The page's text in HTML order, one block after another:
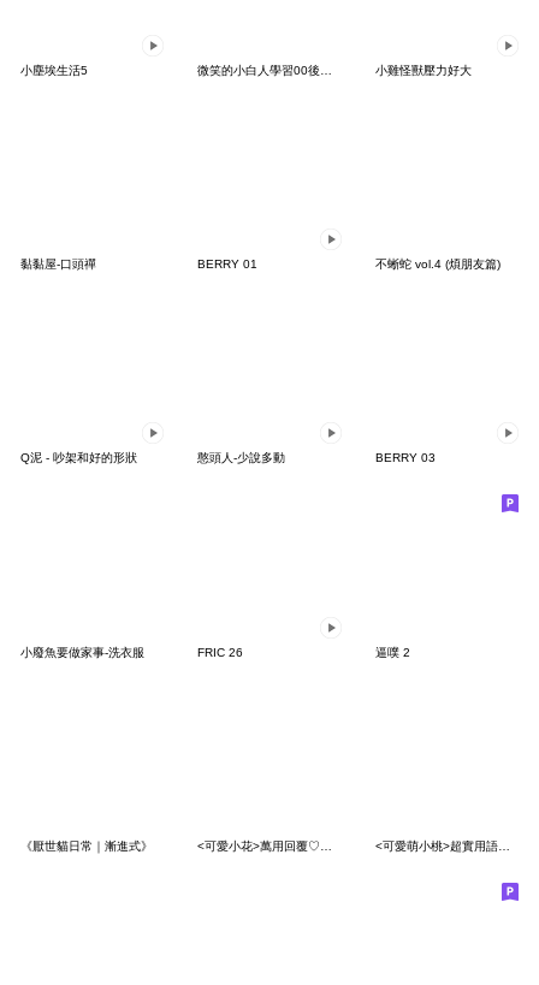
小塵埃生活5 小雞怪獸壓力好大
黏黏屋-口頭禪 BERRY 01 不蜥蛇 vol.4 (煩朋友篇)
Q泥 - 吵架和好的形狀 憨頭人-少說多動 BERRY 03
小廢魚要做家事-洗衣服 FRIC 26 逼噗 2
《厭世貓日常｜漸進式》 <可愛萌小桃>超實用語貼♡♡♡～